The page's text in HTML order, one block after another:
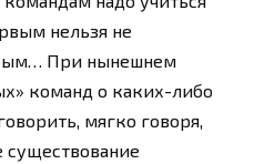
нельзя не
При нынешнем
команд о каких-либо
мягко говоря,
существование